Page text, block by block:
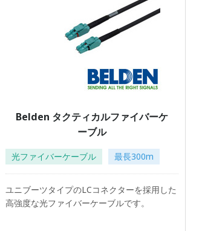
Belden タクティカルファイバーケ
ーブル
光ファイバーケーブル 最長300m
ユニブーツタイプのLCコネクターを採用した
高強度な光ファイバーケーブルです。